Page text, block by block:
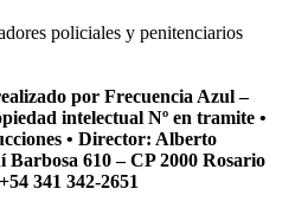
policiales y penitenciarios
por Frecuencia Azul –
intelectual Nº en tramite •
• Director: Alberto
Barbosa 610 – CP 2000 Rosario
341 342-2651